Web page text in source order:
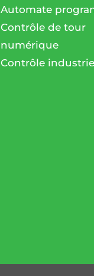
Automate
Contrôle de tour
numérique
Contrôle